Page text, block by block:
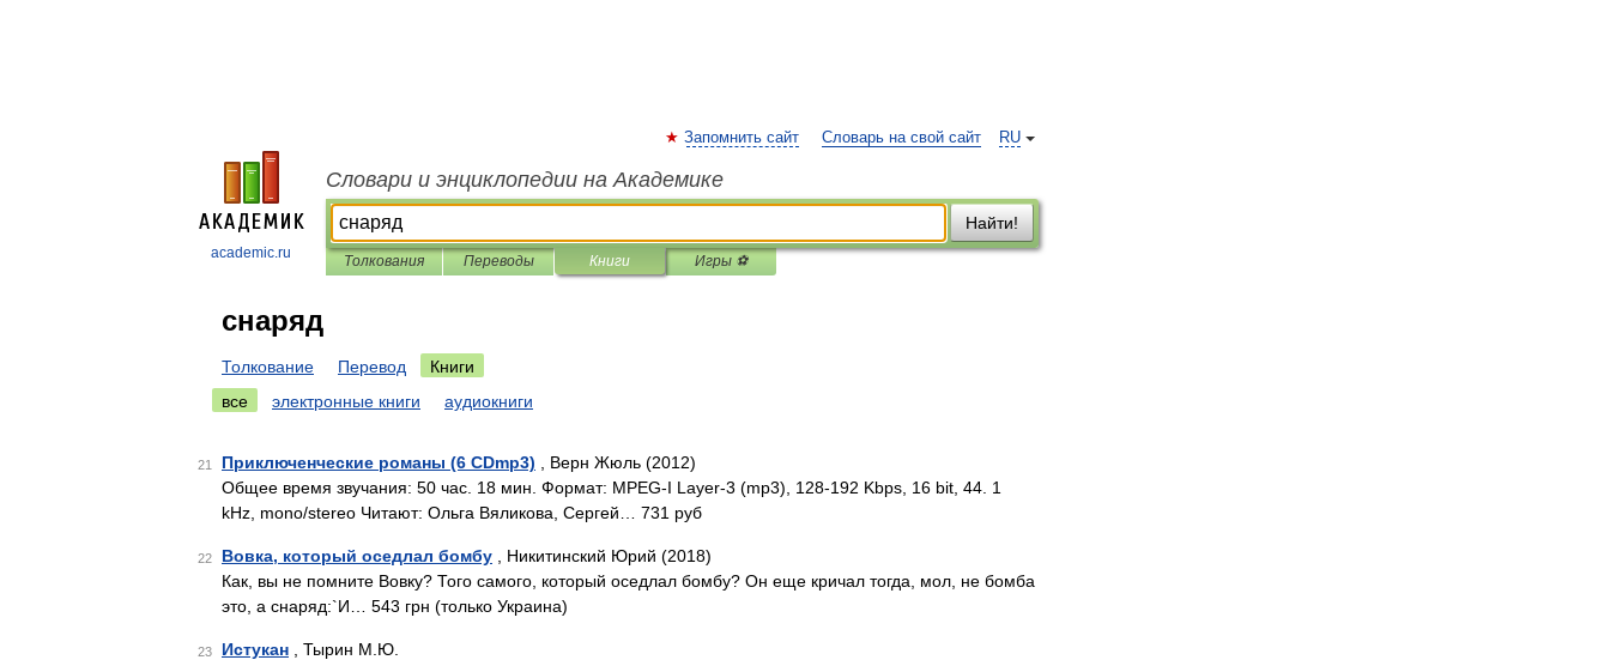
academic.ru
RU
Запомнить сайт Словарь на свой сайт
Словари и энциклопедии на Академике
Найти!
Толкования Переводы Книги Игры ⚽
снаряд
Толкование Перевод
Книги
все
электронные книги аудиокниги
21 Приключенческие романы (6 CDmp3) , Верн Жюль (2012)
Общее время звучания: 50 час. 18 мин. Формат: MPEG-I Layer-3 (mp3), 128-192 Kbps, 16 bit, 44. 1
kHz, mono/stereo Читают: Ольга Вяликова, Сергей… 731 руб
22 Вовка, который оседлал бомбу , Никитинский Юрий (2018)
Как, вы не помните Вовку? Того самого, который оседлал бомбу? Он еще кричал тогда, мол, не бомба
это, а снаряд:`И… 543 грн (только Украина)
23 Истукан , Тырин М.Ю.